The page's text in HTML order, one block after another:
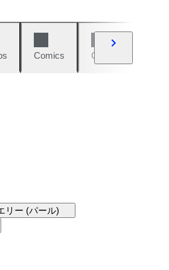
Comics Cars & Bikes
リー (パール)